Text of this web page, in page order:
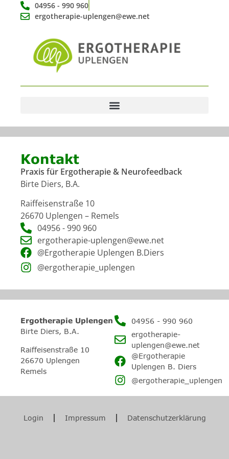
04956 - 990 960
ergotherapie-uplengen@ewe.net
Kontakt
Praxis für Ergotherapie & Neurofeedback
Birte Diers, B.A.
Raiffeisenstraße 10
26670 Uplengen – Remels
04956 - 990 960
ergotherapie-uplengen@ewe.net
@Ergotherapie Uplengen B.Diers
@ergotherapie_uplengen
Ergotherapie Uplengen
Birte Diers, B.A.
Raiffeisenstraße 10
26670 Uplengen –
Remels
04956 - 990 960
ergotherapie-
uplengen@ewe.net
@Ergotherapie
Uplengen B. Diers
@ergotherapie_uplengen
Login Impressum Datenschutzerklärung